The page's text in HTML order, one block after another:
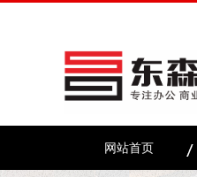
网站首页